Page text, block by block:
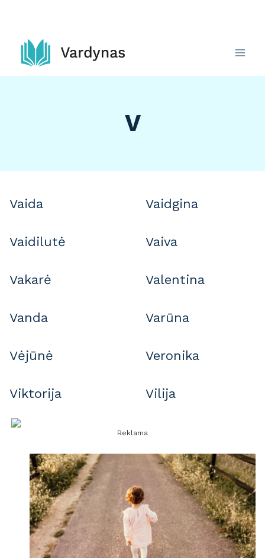
content
V
Vaida Vaidgina
Vaidilutė Vaiva
Vakarė Valentina
Vanda Varūna
Vėjūnė Veronika
Viktorija Vilija
Reklama